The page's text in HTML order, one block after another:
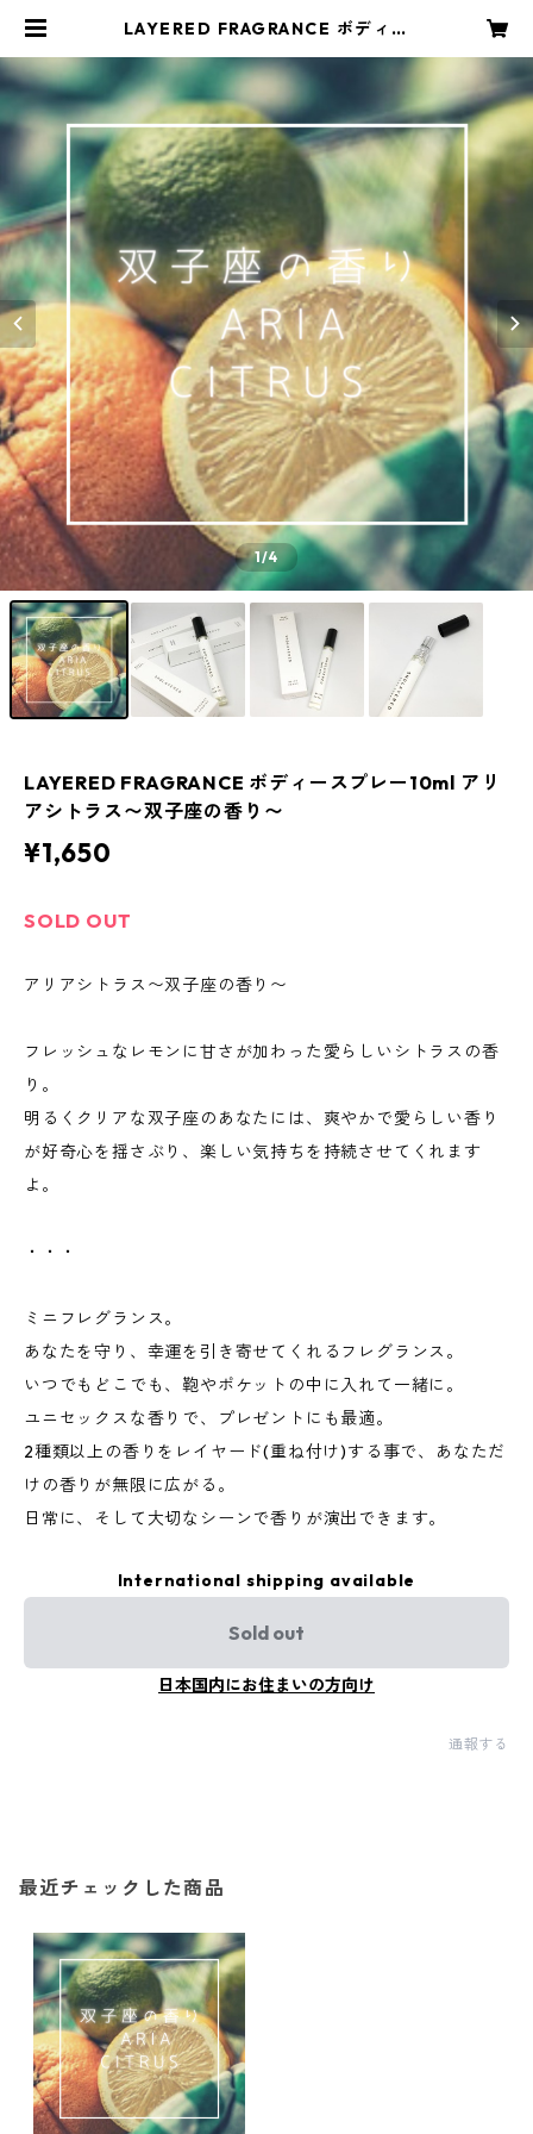
LAYERED FRAGRANCE ボディー
子座の香り〜 | -月華-ツキカ
1/4
LAYERED FRAGRANCE ボディースプレー10ml アリ
アシトラス〜双子座の香り〜
¥1,650
SOLD OUT
アリアシトラス〜双子座の香り〜
フレッシュなレモンに甘さが加わった愛らしいシトラスの香
り。
明るくクリアな双子座のあなたには、爽やかで愛らしい香り
が好奇心を揺さぶり、楽しい気持ちを持続させてくれます
よ。
・・・
ミニフレグランス。
あなたを守り、幸運を引き寄せてくれるフレグランス。
いつでもどこでも、鞄やポケットの中に入れて一緒に。
ユニセックスな香りで、プレゼントにも最適。
2種類以上の香りをレイヤード(重ね付け)する事で、あなただ
けの香りが無限に広がる。
日常に、そして大切なシーンで香りが演出できます。
International shipping available
Sold out
日本国内にお住まいの方向け
通報する
最近チェックした商品